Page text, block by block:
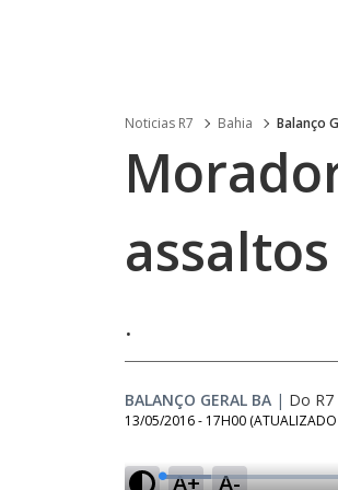
Noticias R7 Bahia Balanço
.
BALANÇO GERAL BA | Do R7
13/05/2016 - 17H00 (ATUALIZADO
A+ A-
L